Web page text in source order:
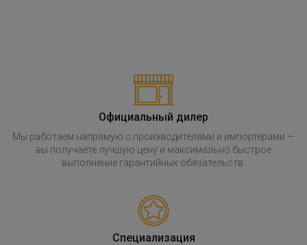
Официальный дилер
Мы работаем напрямую с производителями и импортерами —
вы получаете лучшую цену и максимально быстрое
выполнение гарантийных обязательств.
Специализация